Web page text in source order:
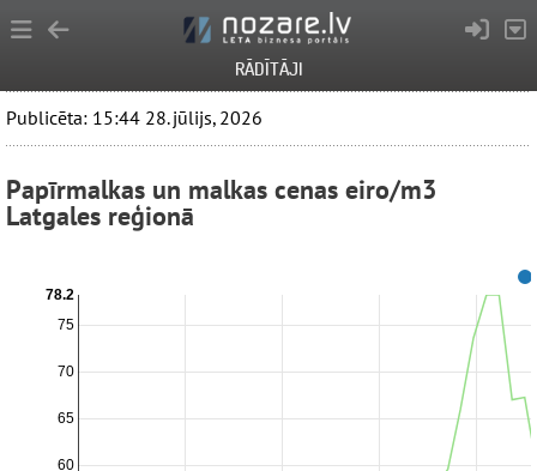
RĀDĪTĀJI
Publicēta: 15:44 28. jūlijs, 2026
Papīrmalkas un malkas cenas eiro/m3
Latgales reģionā